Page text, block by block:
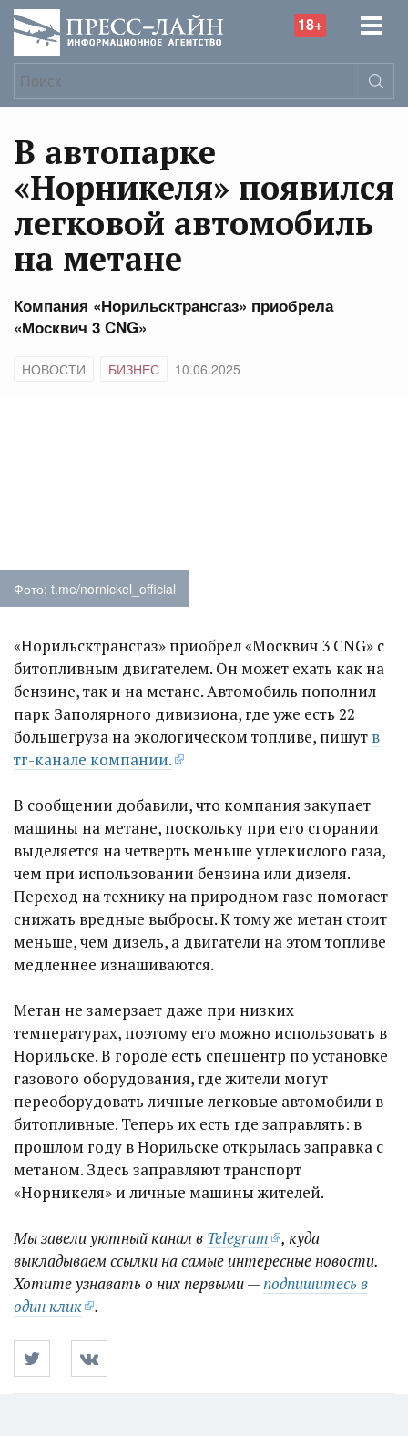
18+
В автопарке
«Норникеля» появился
легковой автомобиль
на метане
Компания «Норильсктрансгаз» приобрела
«Москвич 3 CNG»
НОВОСТИ БИЗНЕС 10.06.2025
Фото: t.me/nornickel_official
«Норильсктрансгаз» приобрел «Москвич 3 CNG» с
битопливным двигателем. Он может ехать как на
бензине, так и на метане. Автомобиль пополнил
парк Заполярного дивизиона, где уже есть 22
большегруза на экологическом топливе, пишут в
тг-канале компании.
В сообщении добавили, что компания закупает
машины на метане, поскольку при его сгорании
выделяется на четверть меньше углекислого газа,
чем при использовании бензина или дизеля.
Переход на технику на природном газе помогает
снижать вредные выбросы. К тому же метан стоит
меньше, чем дизель, а двигатели на этом топливе
медленнее изнашиваются.
Метан не замерзает даже при низких
температурах, поэтому его можно использовать в
Норильске. В городе есть спеццентр по установке
газового оборудования, где жители могут
переоборудовать личные легковые автомобили в
битопливные. Теперь их есть где заправлять: в
прошлом году в Норильске открылась заправка с
метаном. Здесь заправляют транспорт
«Норникеля» и личные машины жителей.
Мы завели уютный канал в Telegram
, куда
выкладываем ссылки на самые интересные новости.
Хотите узнавать о них первыми —подпишитесь в
один клик
.